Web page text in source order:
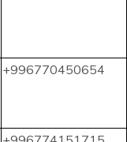
+996770450654